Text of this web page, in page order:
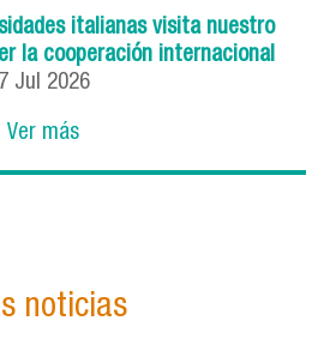
italianas visita nuestro
la cooperación internacional
7 Jul 2026
Ver más
noticias